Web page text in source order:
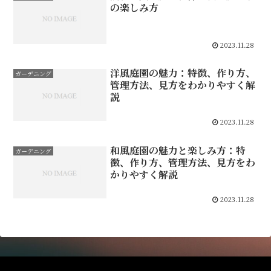
の楽しみ方
2023.11.28
ガーデニング
洋風庭園の魅力：特徴、作り方、
管理方法、見方をわかりやすく解
説
2023.11.28
ガーデニング
和風庭園の魅力と楽しみ方：特
徴、作り方、管理方法、見方をわ
かりやすく解説
2023.11.28